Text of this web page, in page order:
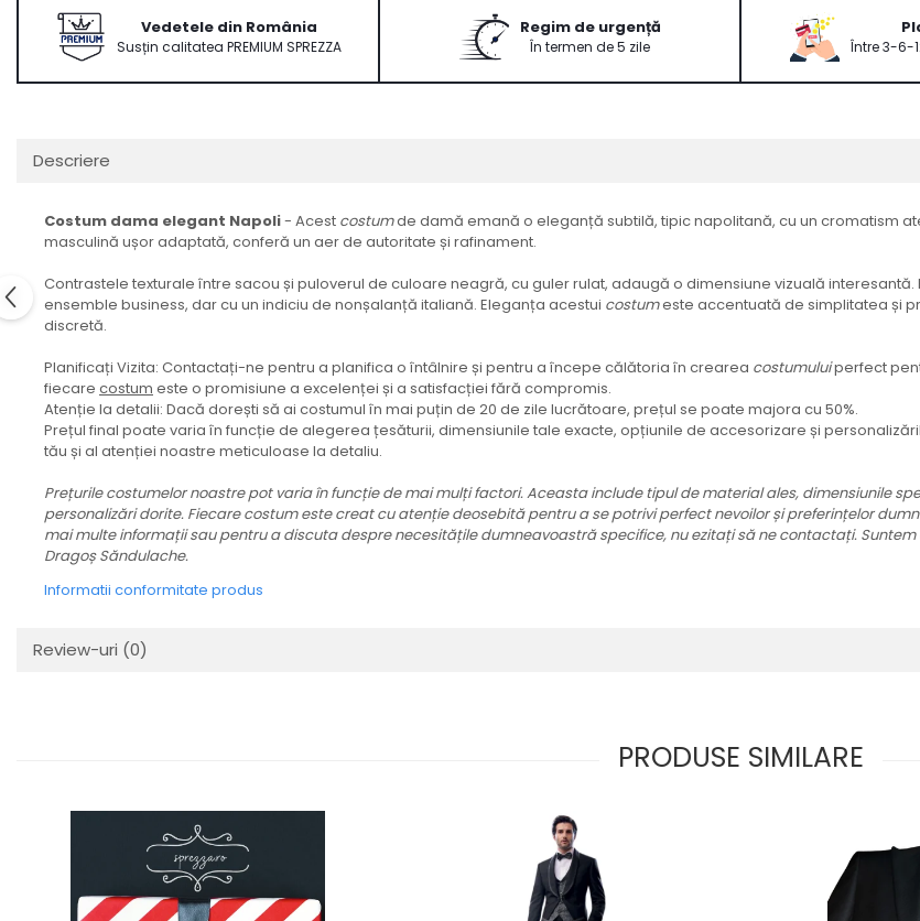
Vedetele din România
Susțin calitatea PREMIUM SPREZZA
Regim de urgență
În termen de 5 zile Între 3-6-
Descriere
Costum dama elegant Napoli- Acest costumde damă emană o eleganță subtilă, tipic napolitană, cu un cromatism
masculină ușor adaptată, conferă un aer de autoritate și rafinament.
Contrastele texturale între sacou și puloverul de culoare neagră, cu guler rulat, adaugă o dimensiune vizuală
ensemble business, dar cu un indiciu de nonșalanță italiană. Eleganța acestui costumeste accentuată de simplitatea și
discretă.
Planificați Vizita: Contactați-ne pentru a planifica o întâlnire și pentru a începe călătoria în crearea costumuluiperfect
fiecare costum este o promisiune a excelenței și a satisfacției fără compromis.
Atenție la detalii: Dacă dorești să ai costumul în mai puțin de 20 de zile lucrătoare, prețul se poate majora cu 50%.
Prețul final poate varia în funcție de alegerea țesăturii, dimensiunile tale exacte, opțiunile de accesorizare și
tău și al atenției noastre meticuloase la detaliu.
Prețurile costumelor noastre pot varia în funcție de mai mulți factori. Aceasta include tipul de material ales, dimensiunile
personalizări dorite. Fiecare costum este creat cu atenție deosebită pentru a se potrivi perfect nevoilor și preferințelor
mai multe informații sau pentru a discuta despre necesitățile dumneavoastră specifice, nu ezitați să ne contactați.
Dragoș Săndulache.
Informatii conformitate produs
Review-uri (0)
PRODUSE SIMILARE